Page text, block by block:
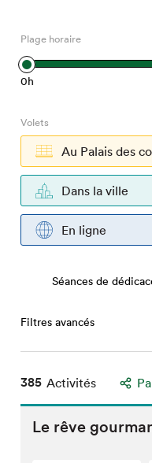
Espace médias
Plage horaire
0h
Volets
Au Palais des
Dans la ville
En ligne
Séances de
Filtres avancés
385 Activités
Le rêve